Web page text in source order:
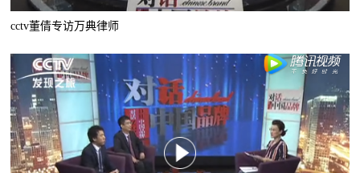
cctv董倩专访万典律师